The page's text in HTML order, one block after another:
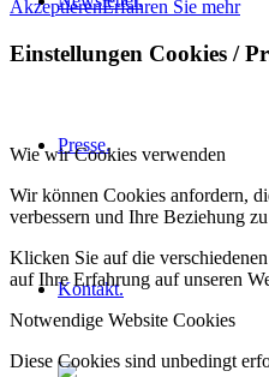
Presse.
Kontakt.
AkzeptierenErfahren Sie mehr
Einstellungen Cookies /
Wie wir Cookies verwenden
Wir können Cookies anfordern,
verbessern und Ihre Beziehung
Klicken Sie auf die
auf Ihre Erfahrung auf unseren
Notwendige Website Cookies
Diese Cookies sind unbedingt